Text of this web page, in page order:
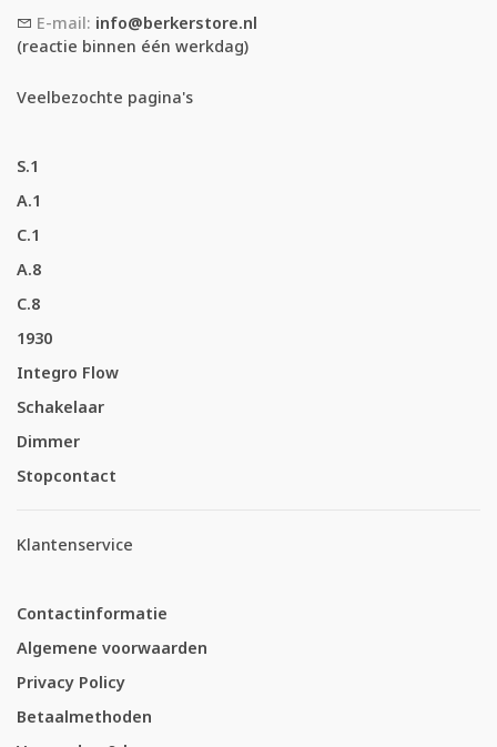
E-mail: info@berkerstore.nl
(reactie binnen één werkdag)
Veelbezochte pagina's
S.1
A.1
C.1
A.8
C.8
1930
Integro Flow
Schakelaar
Dimmer
Stopcontact
Klantenservice
Contactinformatie
Algemene voorwaarden
Privacy Policy
Betaalmethoden